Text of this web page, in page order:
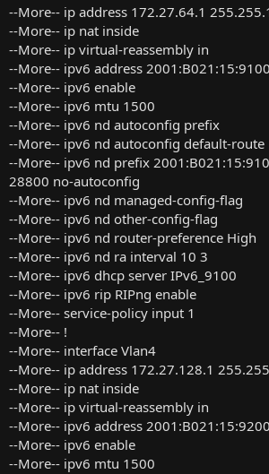
--More-- ip address 172.27.64.1
--More-- ip nat inside
--More-- ip virtual-reassembly in
--More-- ipv6 address
--More-- ipv6 enable
--More-- ipv6 mtu 1500
--More-- ipv6 nd autoconfig prefix
--More-- ipv6 nd autoconfig default-route
--More-- ipv6 nd prefix
28800 no-autoconfig
--More-- ipv6 nd managed-config-flag
--More-- ipv6 nd other-config-flag
--More-- ipv6 nd router-preference High
--More-- ipv6 nd ra interval 10 3
--More-- ipv6 dhcp server IPv6_9100
--More-- ipv6 rip RIPng enable
--More-- service-policy input 1
--More-- !
--More-- interface Vlan4
--More-- ip address 172.27.128.1
--More-- ip nat inside
--More-- ip virtual-reassembly in
--More-- ipv6 address
--More-- ipv6 enable
--More-- ipv6 mtu 1500